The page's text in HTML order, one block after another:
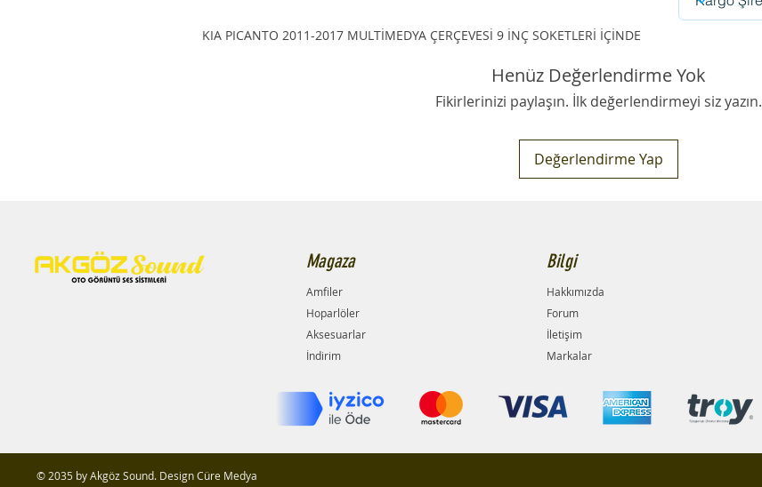
KIA PICANTO 2011-2017 MULTİMEDYA ÇERÇEVESİ 9 İNÇ SOKETLERİ İÇİNDE
Henüz Değerlendirme Yok
Fikirlerinizi paylaşın. İlk değerlendirmeyi siz yazın.
Değerlendirme Yap
Magaza
Amfiler
Hoparlöler
Aksesuarlar
İndirim
Bilgi
Hakkımızda
Forum
İletişim
Markalar
© 2035 by Akgöz Sound. Design Cüre Medya